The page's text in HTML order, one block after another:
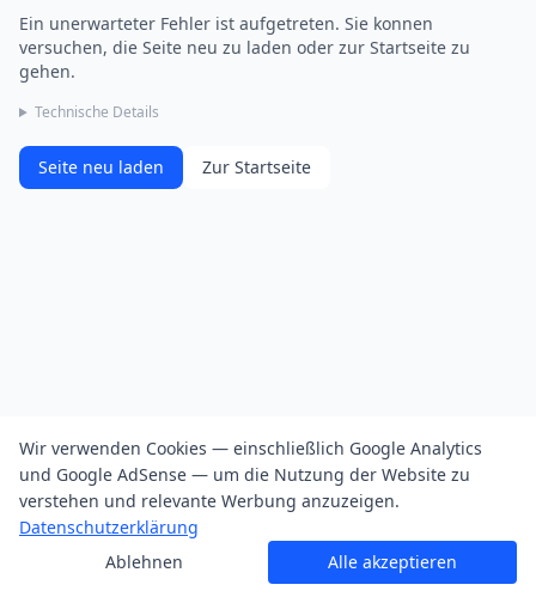
Ein unerwarteter Fehler ist aufgetreten. Sie konnen
versuchen, die Seite neu zu laden oder zur Startseite zu
gehen.
Technische Details
Seite neu laden Zur Startseite
Wir verwenden Cookies — einschließlich Google Analytics
und Google AdSense — um die Nutzung der Website zu
verstehen und relevante Werbung anzuzeigen.
Datenschutzerklärung
Ablehnen
Alle akzeptieren